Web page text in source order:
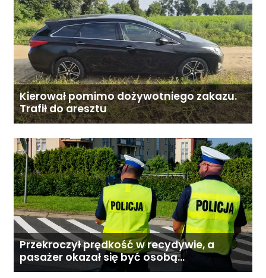
Kierował pomimo dożywotniego zakazu.
Trafił do aresztu
Przekroczył prędkość w recydywie, a
pasażer okazał się być osobą
poszukiwaną